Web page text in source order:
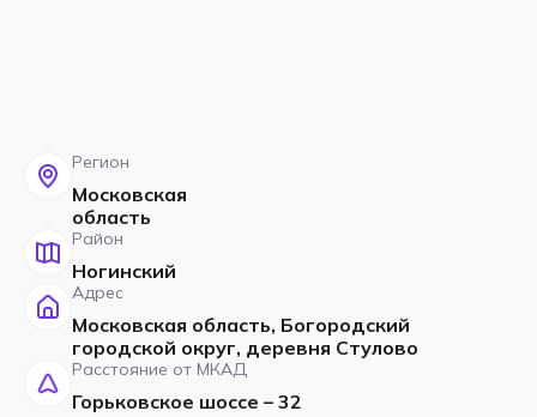
Регион
Московская
область
Район
Ногинский
Адрес
Московская область, Богородский
городской округ, деревня Стулово
Расстояние от МКАД
Горьковское шоссе – 32